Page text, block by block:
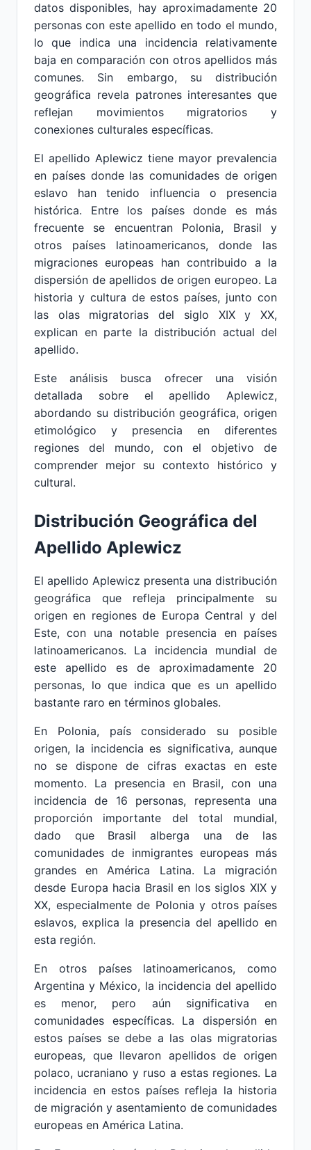
datos disponibles, hay aproximadamente 20
personas con este apellido en todo el mundo,
lo que indica una incidencia relativamente
baja en comparación con otros apellidos más
comunes. Sin embargo, su distribución
geográfica revela patrones interesantes que
reflejan movimientos migratorios y
conexiones culturales específicas.
El apellido Aplewicz tiene mayor prevalencia
en países donde las comunidades de origen
eslavo han tenido influencia o presencia
histórica. Entre los países donde es más
frecuente se encuentran Polonia, Brasil y
otros países latinoamericanos, donde las
migraciones europeas han contribuido a la
dispersión de apellidos de origen europeo. La
historia y cultura de estos países, junto con
las olas migratorias del siglo XIX y XX,
explican en parte la distribución actual del
apellido.
Este análisis busca ofrecer una visión
detallada sobre el apellido Aplewicz,
abordando su distribución geográfica, origen
etimológico y presencia en diferentes
regiones del mundo, con el objetivo de
comprender mejor su contexto histórico y
cultural.
Distribución Geográfica del
Apellido Aplewicz
El apellido Aplewicz presenta una distribución
geográfica que refleja principalmente su
origen en regiones de Europa Central y del
Este, con una notable presencia en países
latinoamericanos. La incidencia mundial de
este apellido es de aproximadamente 20
personas, lo que indica que es un apellido
bastante raro en términos globales.
En Polonia, país considerado su posible
origen, la incidencia es significativa, aunque
no se dispone de cifras exactas en este
momento. La presencia en Brasil, con una
incidencia de 16 personas, representa una
proporción importante del total mundial,
dado que Brasil alberga una de las
comunidades de inmigrantes europeas más
grandes en América Latina. La migración
desde Europa hacia Brasil en los siglos XIX y
XX, especialmente de Polonia y otros países
eslavos, explica la presencia del apellido en
esta región.
En otros países latinoamericanos, como
Argentina y México, la incidencia del apellido
es menor, pero aún significativa en
comunidades específicas. La dispersión en
estos países se debe a las olas migratorias
europeas, que llevaron apellidos de origen
polaco, ucraniano y ruso a estas regiones. La
incidencia en estos países refleja la historia
de migración y asentamiento de comunidades
europeas en América Latina.